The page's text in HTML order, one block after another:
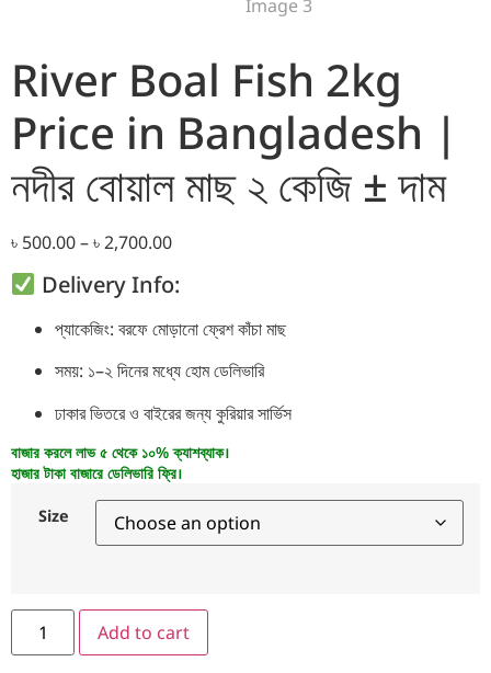
River Boal Fish 2kg
Price in Bangladesh |
নদীর বোয়াল মাছ ২ কেজি ± দাম
৳ 500.00–৳2,700.00
Delivery Info:
প্যাকেজিং: বরফে মোড়ানো ফ্রেশ কাঁচা মাছ
সময়: ১–২ দিনের মধ্যে হোম ডেলিভারি
ঢাকার ভিতরে ও বাইরের জন্য কুরিয়ার সার্ভিস
বাজার করলে লাভ ৫ থেকে ১০% ক্যাশব্যাক।
হাজার টাকা বাজারে ডেলিভারি ফ্রি।
Size
Add to cart